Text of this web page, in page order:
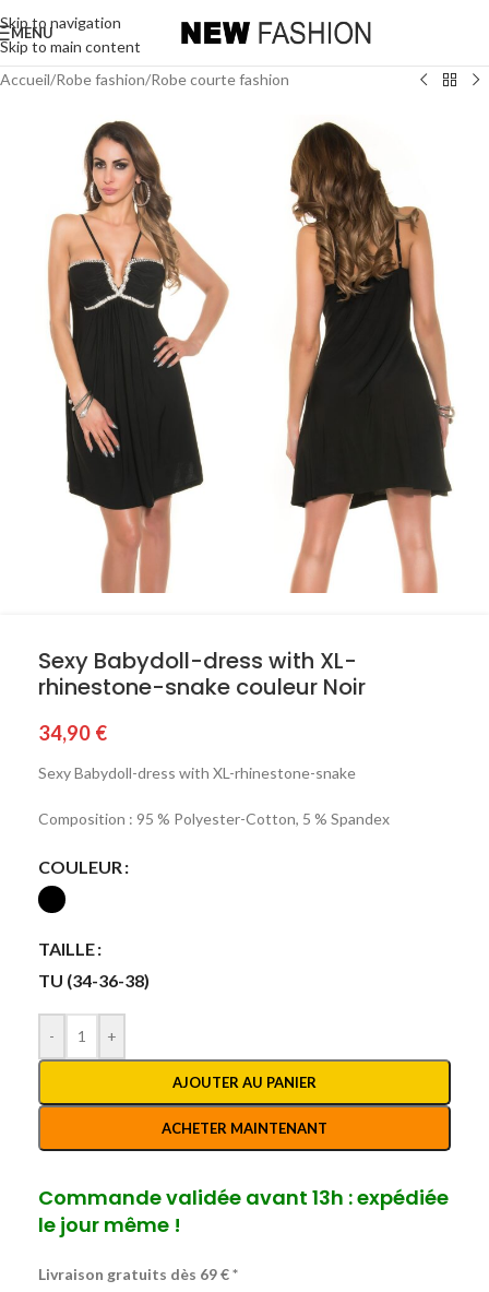
Skip to navigation
Skip to main content
MENU
Accueil/Robe fashion/Robe courte fashion
Sexy Babydoll-dress with XL-
rhinestone-snake couleur Noir
34,90 €
Sexy Babydoll-dress with XL-rhinestone-snake
Composition : 95 % Polyester-Cotton, 5 % Spandex
COULEUR
TAILLE
TU (34-36-38)
- +
AJOUTER AU PANIER
ACHETER MAINTENANT
Commande validée avant 13h : expédiée
le jour même !
Livraison gratuits dès 69 € *